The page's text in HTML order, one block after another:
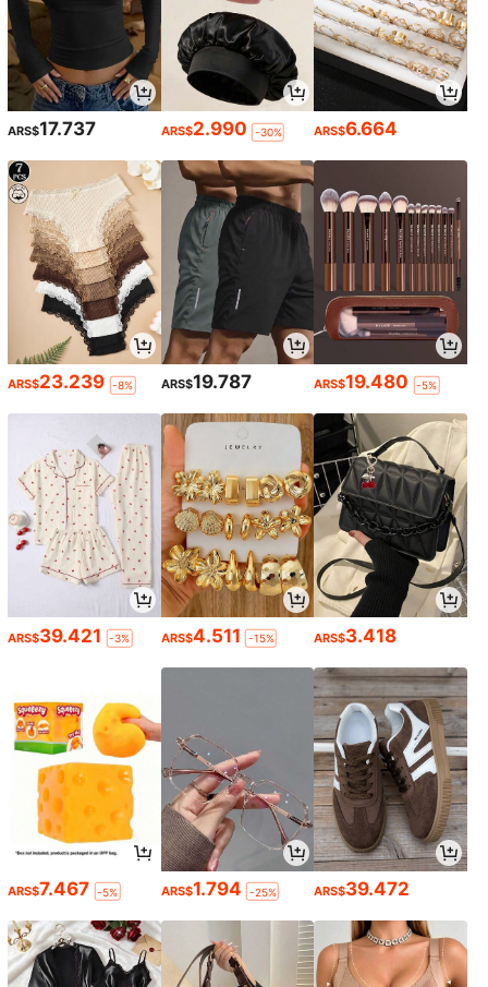
ARS$17.737 ARS$2.990 -30% ARS$6.664
ARS$23.239 -8% ARS$19.787 ARS$19.480 -5%
ARS$39.421 -3% ARS$4.511 -15% ARS$3.418
ARS$7.467 -5% ARS$1.794 -25% ARS$39.472